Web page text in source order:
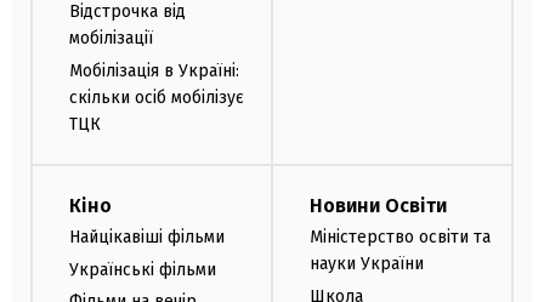
Відстрочка від
мобілізації
Мобілізація в Україні:
скільки осіб мобілізує
ТЦК
Кіно
Найцікавіші фільми
Українські фільми
Новини Освіти
Міністерство освіти та
науки України
Школа